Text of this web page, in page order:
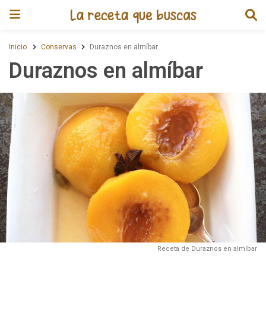
Inicio Conservas Duraznos en almíbar
Duraznos en almíbar
Receta de Duraznos en almíbar